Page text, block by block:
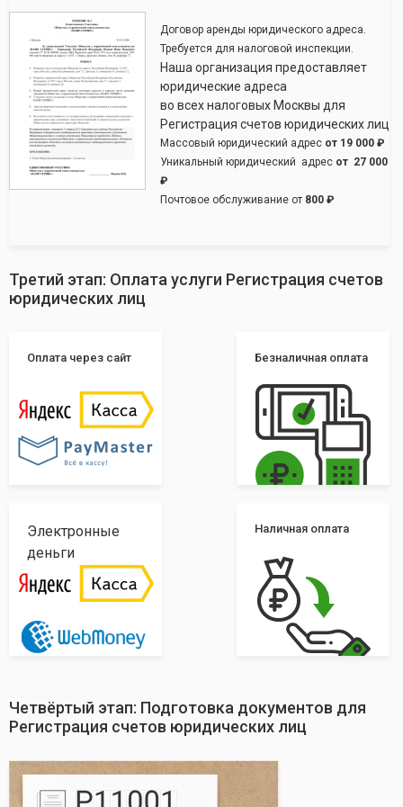
Договор аренды юридического адреса.
Требуется для налоговой инспекции.
Наша организация предоставляет
юридические адреса
во всех налоговых Москвы для
Регистрация счетов юридических лиц
Массовый юридический адрес от 19 000 ₽
Уникальный юридический адрес от 27 000
₽
Почтовое обслуживание от 800 ₽
Третий этап: Оплата услуги Регистрация счетов
юридических лиц
Оплата через сайт Безналичная оплата
Электронные
деньги
Наличная оплата
Четвёртый этап: Подготовка документов для
Регистрация счетов юридических лиц